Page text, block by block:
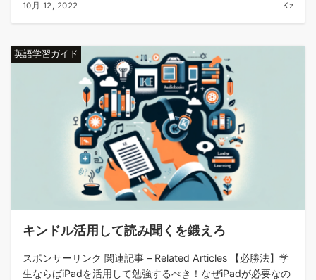
10月 12, 2022 Kz
英語学習ガイド
キンドル活用して読み聞くを鍛えろ
スポンサーリンク 関連記事 – Related Articles 【必勝法】学
生ならばiPadを活用して勉強するべき！なぜiPadが必要なの